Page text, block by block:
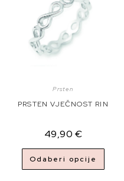
Prsten
PRSTEN VJEČNOST RIN
49,90 €
Odaberi opcije